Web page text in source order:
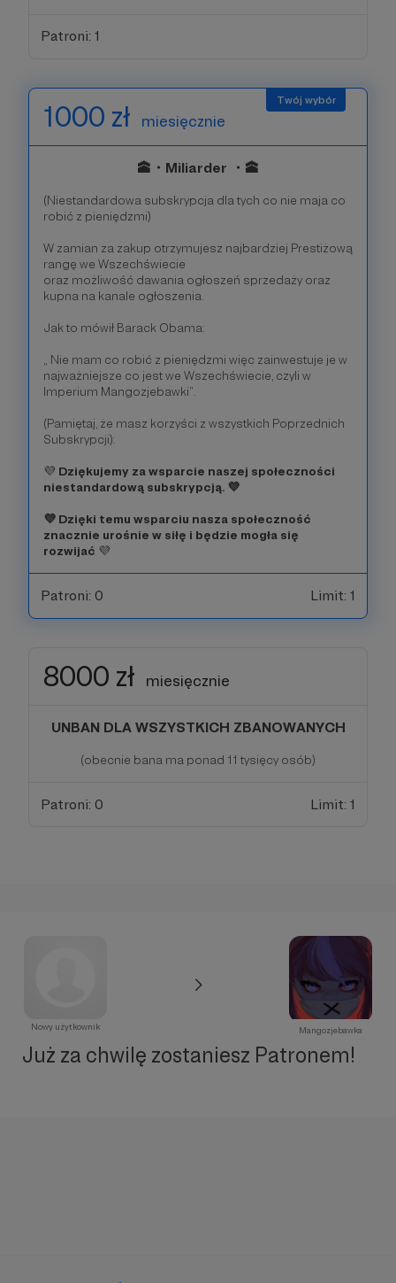
Patroni: 1
1000 zł miesięcznie
🕋・Miliarder ・🕋
(Niestandardowa subskrypcja dla tych co nie maja co
robić z pieniędzmi)
W zamian za zakup otrzymujesz najbardziej Prestiżową
rangę we Wszechświecie
oraz możliwość dawania ogłoszeń sprzedaży oraz
kupna na kanale ogłoszenia.
Jak to mówił Barack Obama:
„ Nie mam co robić z pieniędzmi więc zainwestuje je w
najważniejsze co jest we Wszechświecie, czyli w
Imperium Mangozjebawki”.
(Pamiętaj, że masz korzyści z wszystkich Poprzednich
Subskrypcji):
💜 Dziękujemy za wsparcie naszej społeczności
niestandardową subskrypcją. 💜
💜 Dzięki temu wsparciu nasza społeczność
znacznie urośnie w siłę i będzie mogła się
rozwijać 💜
Patroni: 0 Limit: 1
8000 zł miesięcznie
UNBAN DLA WSZYSTKICH ZBANOWANYCH
(obecnie bana ma ponad 11 tysięcy osób)
Patroni: 0 Limit: 1
Nowy użytkownik Mangozjebawka
Już za chwilę zostaniesz Patronem!